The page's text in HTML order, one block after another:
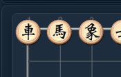
3. 车一平二
.....车９平８
4. 车二进四
.....马２进３